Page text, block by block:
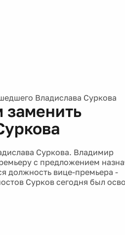
Владислава Суркова
Суркова. Владимир
с предложением
должность вице-премьера -
Сурков сегодня был